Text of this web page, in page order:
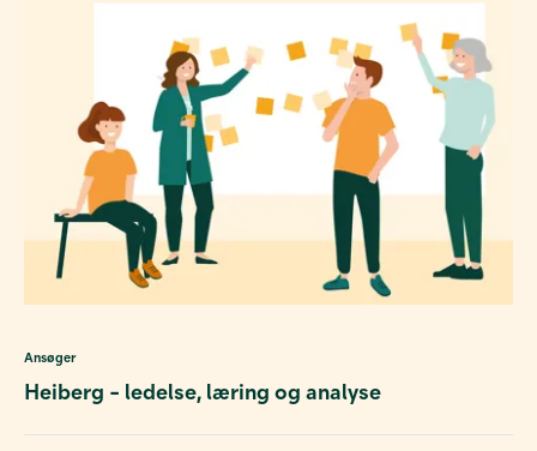
Ansøger
Heiberg - ledelse, læring og analyse